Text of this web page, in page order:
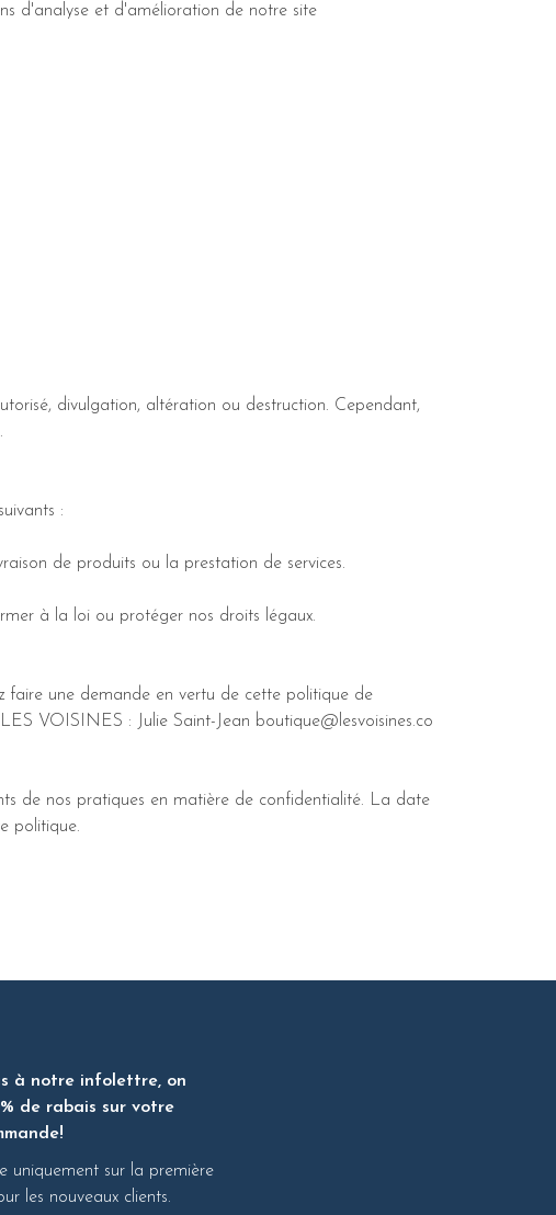
d'analyse et d'amélioration de notre site
divulgation, altération ou destruction. Cependant,
:
de produits ou la prestation de services.
à la loi ou protéger nos droits légaux.
faire une demande en vertu de cette politique de
VOISINES : Julie Saint-Jean boutique@lesvoisines.co
de nos pratiques en matière de confidentialité. La date
politique.
à notre infolettre, on
de rabais sur votre
uniquement sur la première
les nouveaux clients.